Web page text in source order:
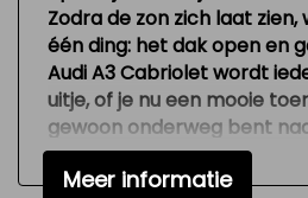
Lederen interieur
Middenarmsteun voor
Stuur leder
Stuur verstelbaar
Zodra de zon zich laat zien,
één ding: het dak open en
Audi A3 Cabriolet wordt
uitje, of je nu een mooie
gewoon onderweg bent
Deze A3 combineert de
van Audi mag
Meer informatie